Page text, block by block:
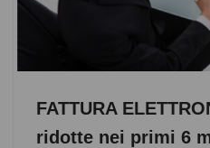
FATTURA
ridotte nei primi 6